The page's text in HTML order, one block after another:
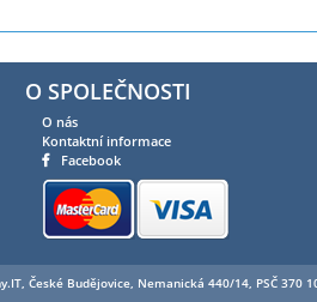
O SPOLEČNOSTI
O nás
Kontaktní informace
Facebook
České Budějovice, Nemanická 440/14, PSČ 370